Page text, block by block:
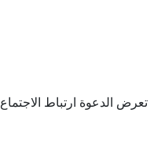
للاجتماعات المجدولة بعد 20 يناير 2026 (لبعض المناطق - من 8 يناير 2026)، تعرض الدعوة ارتباط الاجتماع